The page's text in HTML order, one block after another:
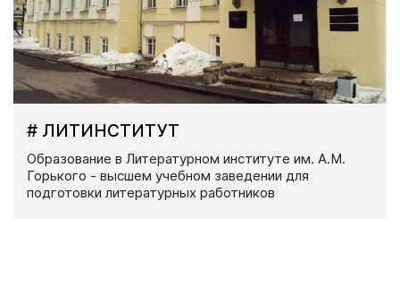
# ЛИТИНСТИТУТ
Образование в Литературном институте им. А.М.
Горького - высшем учебном заведении для
подготовки литературных работников